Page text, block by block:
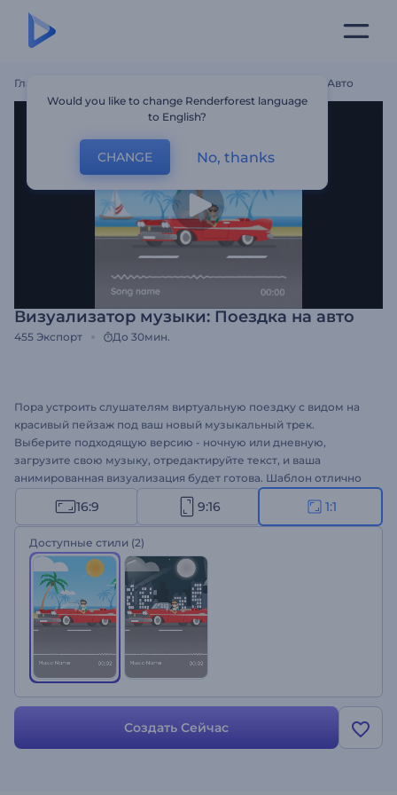
Главная Визуализатор Музыки: Поездка На Авто
Визуализатор музыки: Поездка на авто
455 Экспорт До 30мин.
Пора устроить слушателям виртуальную поездку с видом на
красивый пейзаж под ваш новый музыкальный трек.
Выберите подходящую версию - ночную или дневную,
загрузите свою музыку, отредактируйте текст, и ваша
анимированная визуализация будет готова. Шаблон отлично
подходит для создания музыкальных клипов, видео для
YouTube, промороликов песен и многого другого. Шаблон в
вашем распоряжении - пора в дорогу!
16:9 9:16 1:1
Доступные стили (2)
Создать Сейчас
Would you like to change Renderforest language
to English?
CHANGE No, thanks